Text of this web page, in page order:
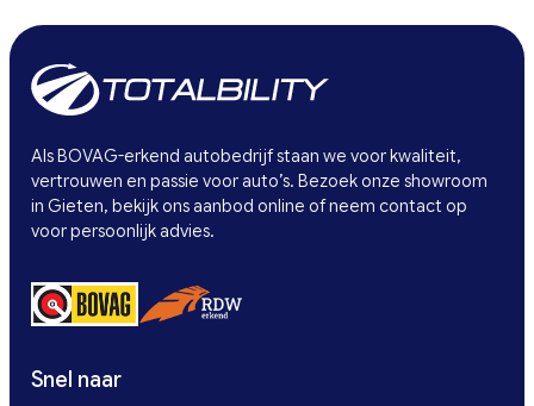
Als BOVAG-erkend autobedrijf staan we voor kwaliteit,
vertrouwen en passie voor auto’s. Bezoek onze showroom
in Gieten, bekijk ons aanbod online of neem contact op
voor persoonlijk advies.
Snel naar